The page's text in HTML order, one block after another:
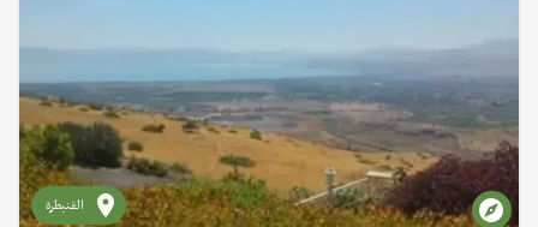
القنيطرة